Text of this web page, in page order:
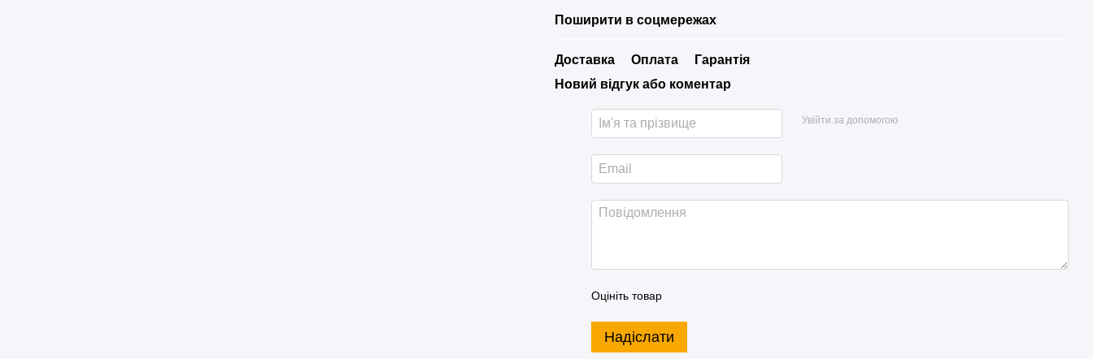
Поширити в соцмережах
Доставка Оплата
Гарантія
Новий відгук або коментар
Увійти за допомогою
Оцініть товар
Надіслати